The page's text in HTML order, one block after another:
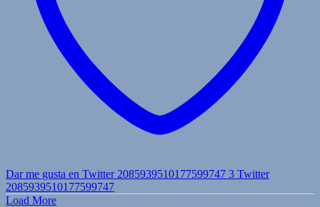
Dar me gusta en Twitter 2085939510177599747 3 Twitter
2085939510177599747
Load More